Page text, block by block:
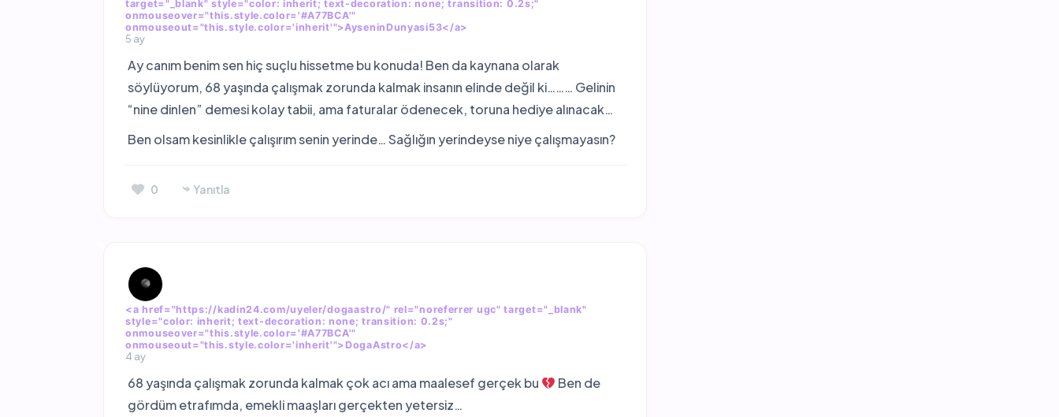
target="_blank" style="color: inherit; text-decoration: none; transition: 0.2s;"
onmouseover="this.style.color='#A77BCA'"
onmouseout="this.style.color='inherit'">AyseninDunyasi53</a>
5 ay
Ay canım benim sen hiç suçlu hissetme bu konuda! Ben da kaynana olarak
söylüyorum, 68 yaşında çalışmak zorunda kalmak insanın elinde değil ki……… Gelinin
“nine dinlen” demesi kolay tabii, ama faturalar ödenecek, toruna hediye alınacak…
Ben olsam kesinlikle çalışırım senin yerinde… Sağlığın yerindeyse niye çalışmayasın?
0 Yanıtla
<a href="https://kadin24.com/uyeler/dogaastro/" rel="noreferrer ugc" target="_blank"
style="color: inherit; text-decoration: none; transition: 0.2s;"
onmouseover="this.style.color='#A77BCA'"
onmouseout="this.style.color='inherit'">DogaAstro</a>
4 ay
68 yaşında çalışmak zorunda kalmak çok acı ama maalesef gerçek bu
Ben de
gördüm etrafımda, emekli maaşları gerçekten yetersiz…